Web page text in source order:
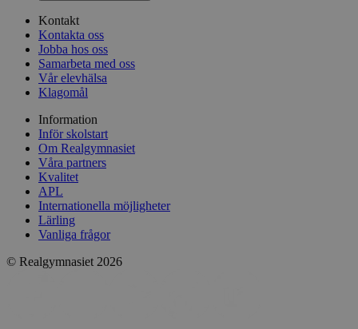
Kontakt
Kontakta oss
Jobba hos oss
Samarbeta med oss
Vår elevhälsa
Klagomål
Information
Inför skolstart
Om Realgymnasiet
Våra partners
Kvalitet
APL
Internationella möjligheter
Lärling
Vanliga frågor
© Realgymnasiet 2026